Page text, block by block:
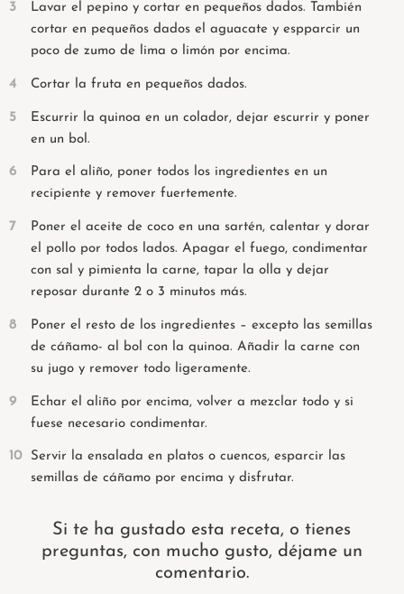
Lavar el pepino y cortar en pequeños dados. También
cortar en pequeños dados el aguacate y espparcir un
poco de zumo de lima o limón por encima.
Cortar la fruta en pequeños dados.
Escurrir la quinoa en un colador, dejar escurrir y poner
en un bol.
Para el aliño, poner todos los ingredientes en un
recipiente y remover fuertemente.
Poner el aceite de coco en una sartén, calentar y dorar
el pollo por todos lados. Apagar el fuego, condimentar
con sal y pimienta la carne, tapar la olla y dejar
reposar durante 2 o 3 minutos más.
Poner el resto de los ingredientes – excepto las semillas
de cáñamo- al bol con la quinoa. Añadir la carne con
su jugo y remover todo ligeramente.
Echar el aliño por encima, volver a mezclar todo y si
fuese necesario condimentar.
Servir la ensalada en platos o cuencos, esparcir las
semillas de cáñamo por encima y disfrutar.
Si te ha gustado esta receta, o tienes
preguntas, con mucho gusto, déjame un
comentario.